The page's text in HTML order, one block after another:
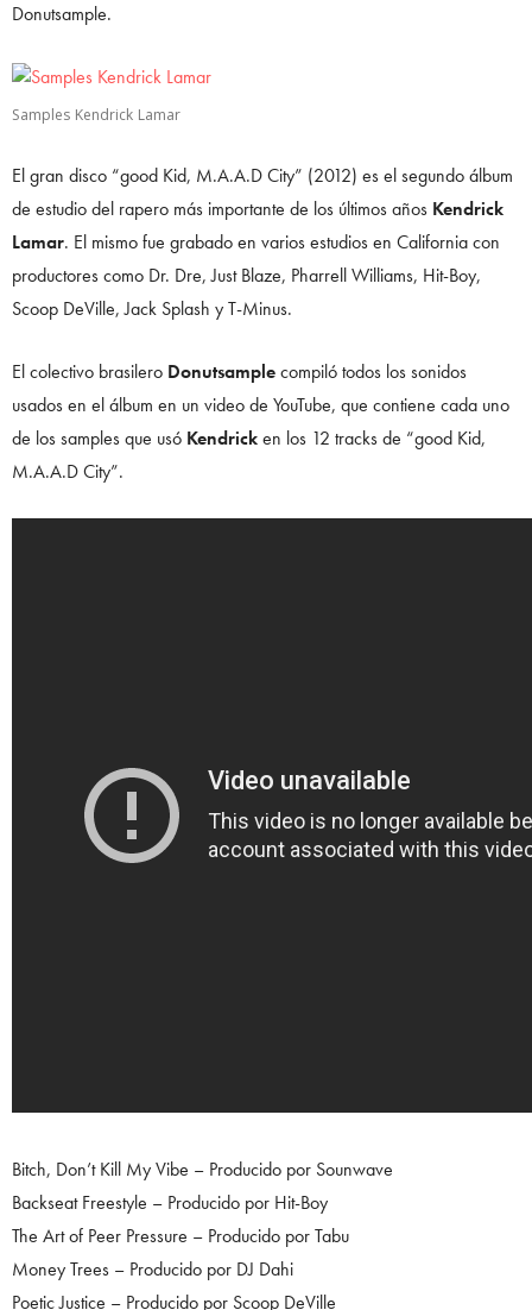
Donutsample.
Samples Kendrick Lamar
El gran disco “good Kid, M.A.A.D City” (2012) es el segundo álbum
de estudio del rapero más importante de los últimos años Kendrick
Lamar. El mismo fue grabado en varios estudios en California con
productores como Dr. Dre, Just Blaze, Pharrell Williams, Hit-Boy,
Scoop DeVille, Jack Splash y T-Minus.
El colectivo brasilero Donutsamplecompiló todos los sonidos
usados en el álbum en un video de YouTube, que contiene cada uno
de los samples que usó Kendricken los 12 tracks de “good Kid,
M.A.A.D City”.
Bitch, Don’t Kill My Vibe – Producido por Sounwave
Backseat Freestyle – Producido por Hit-Boy
The Art of Peer Pressure – Producido por Tabu
Money Trees – Producido por DJ Dahi
Poetic Justice – Producido por Scoop DeVille